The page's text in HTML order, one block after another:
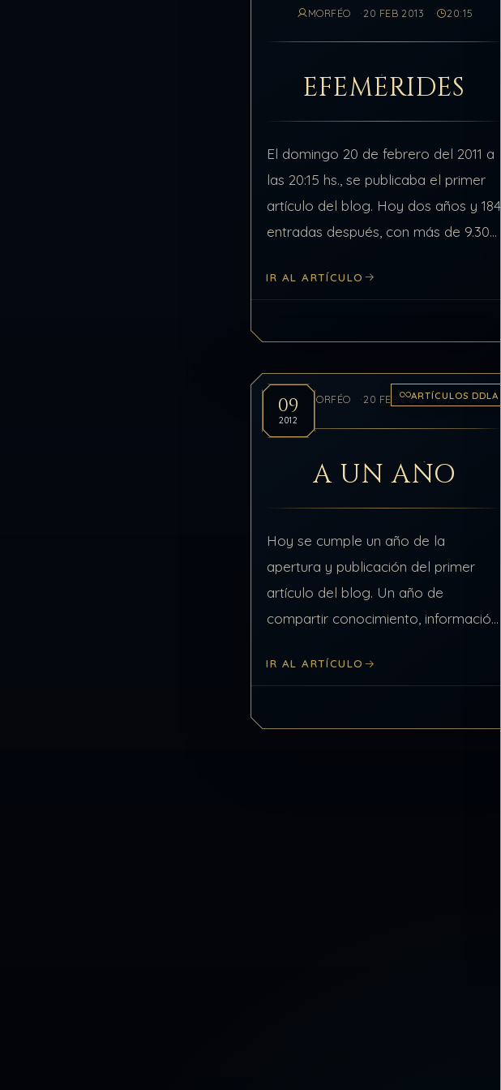
MORFÉO 20 FEB 2013 20:15
EFEMÉRIDES
El domingo 20 de febrero del 2011 a
las 20:15 hs., se publicaba el primer
artículo del blog. Hoy dos años y 184
entradas después, con más de 9.300
visitas, cerramos…
IR AL ARTÍCULO
09
2012
ARTÍCULOS DDLA
MORFÉO 20 FEB 2012 20:15
A UN AÑO
Hoy se cumple un año de la
apertura y publicación del primer
artículo del blog. Un año de
compartir conocimiento, información
Un año en el que hemos trabajado,
IR AL ARTÍCULO